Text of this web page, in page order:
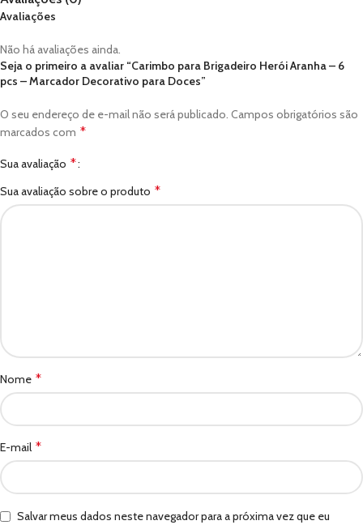
Avaliações
Não há avaliações ainda.
Seja o primeiro a avaliar “Carimbo para Brigadeiro Herói Aranha – 6
pcs – Marcador Decorativo para Doces”
O seu endereço de e-mail não será publicado. Campos obrigatórios são
marcados com *
Sua avaliação *
Sua avaliação sobre o produto *
Nome *
E-mail *
Salvar meus dados neste navegador para a próxima vez que eu